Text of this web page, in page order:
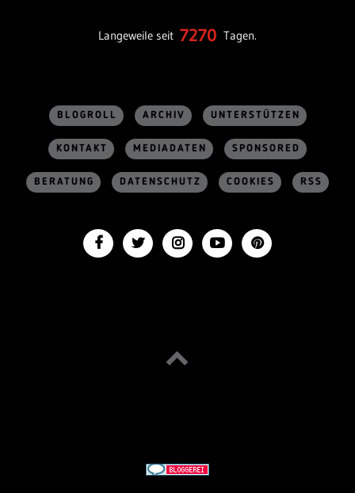
Langeweile seit 7270 Tagen.
BLOGROLL ARCHIV UNTERSTÜTZEN
KONTAKT MEDIADATEN SPONSORED
BERATUNG DATENSCHUTZ COOKIES RSS